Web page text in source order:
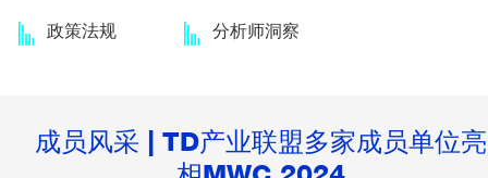
政策法规 分析师洞察
成员风采 | TD产业联盟多家成员单位亮